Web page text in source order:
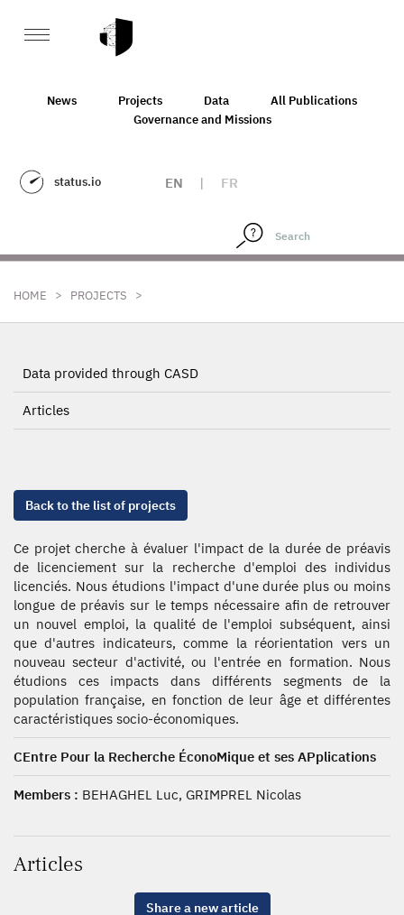
News Projects Data
All Publications
Governance and Missions
status.io EN | FR
HOME > PROJECTS >
Data provided through CASD
Articles
Back to the list of projects
Ce projet cherche à évaluer l'impact de la durée de préavis
de licenciement sur la recherche d'emploi des individus
licenciés. Nous étudions l'impact d'une durée plus ou moins
longue de préavis sur le temps nécessaire afin de retrouver
un nouvel emploi, la qualité de l'emploi subséquent, ainsi
que d'autres indicateurs, comme la réorientation vers un
nouveau secteur d'activité, ou l'entrée en formation. Nous
étudions ces impacts dans différents segments de la
population française, en fonction de leur âge et différentes
caractéristiques socio-économiques.
CEntre Pour la Recherche ÉconoMique et ses APplications
Members : BEHAGHEL Luc, GRIMPREL Nicolas
Articles
Share a new article